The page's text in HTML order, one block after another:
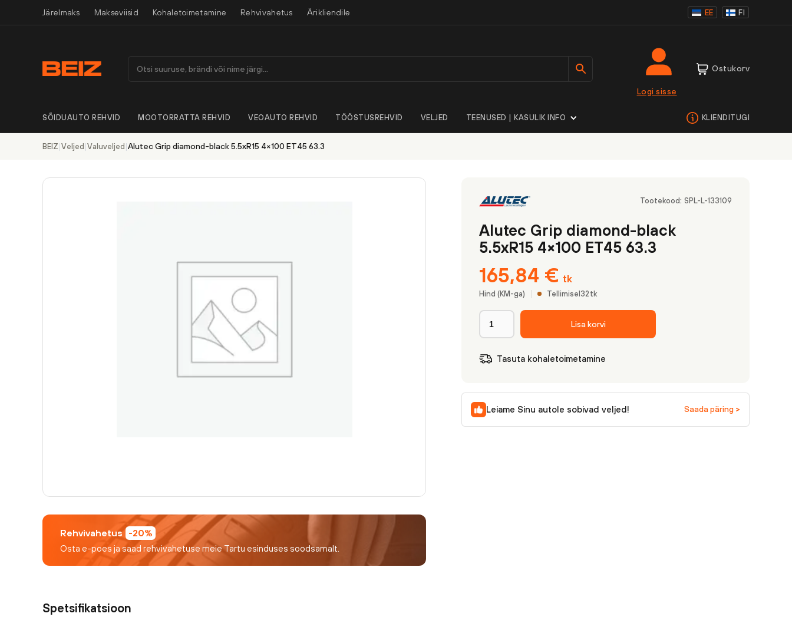
Järelmaks Makseviisid Kohaletoimetamine Rehvivahetus Ärikliendile EE FI
Logi sisse
Ostukorv
SÕIDUAUTO REHVID MOOTORRATTA REHVID VEOAUTO REHVID TÖÖSTUSREHVID VELJED TEENUSED | KASULIK INFO KLIENDITUGI
BEIZ |Veljed |Valuveljed |Alutec Grip diamond-black 5.5xR15 4×100 ET45 63.3
Rehvivahetus -20%
Osta e-poes ja saad rehvivahetuse meie Tartu esinduses soodsamalt.
Spetsifikatsioon
Tootekood: SPL-L-133109
Alutec Grip diamond-black
5.5xR15 4×100 ET45 63.3
165,84 € tk
Hind (KM-ga) Tellimisel 32 tk
Lisa korvi
Tasuta kohaletoimetamine
Leiame Sinu autole sobivad veljed! Saada päring >